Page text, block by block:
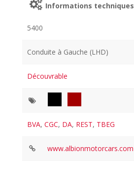
Informations techniques
5400
Conduite à Gauche (LHD)
Découvrable
BVA,CGC, DA, REST, TBEG
www.albionmotorcars.com